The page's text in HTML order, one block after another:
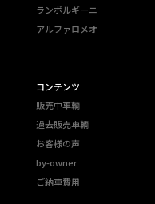
ランボルギーニ
アルファロメオ
コンテンツ
販売中車輌
過去販売車輌
お客様の声
by-owner
ご納車費用